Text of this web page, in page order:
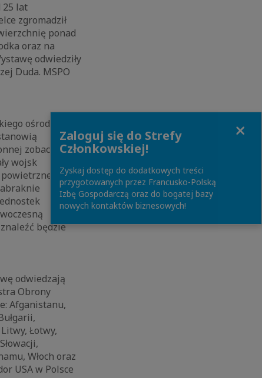
25 lat
zgromadził
ponad
oraz na
odwiedziły
Duda. MSPO
ośrodka
zobaczymy
wojsk
a
będzie
odwiedzają
Obrony
Afganistanu,
Łotwy,
Włoch oraz
USA w Polsce
Zaloguj się do Strefy
Członkowskiej!
Zyskaj dostęp do dodatkowych treści
przygotowanych przez Francusko-Polską
Izbę Gospodarczą oraz do bogatej bazy
nowych kontaktów biznesowych!